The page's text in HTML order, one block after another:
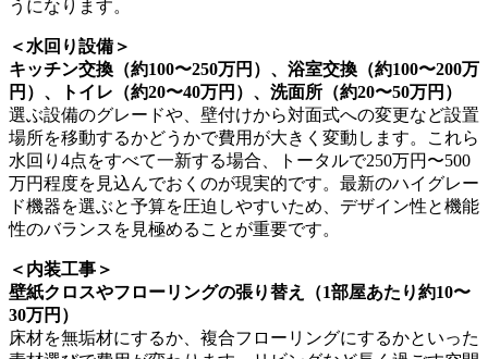
うになります。
＜水回り設備＞
キッチン交換（約100〜250万円）、浴室交換（約100〜200万
円）、トイレ（約20〜40万円）、洗面所（約20〜50万円）
選ぶ設備のグレードや、壁付けから対面式への変更など設置
場所を移動するかどうかで費用が大きく変動します。これら
水回り4点をすべて一新する場合、トータルで250万円〜500
万円程度を見込んでおくのが現実的です。最新のハイグレー
ド機器を選ぶと予算を圧迫しやすいため、デザイン性と機能
性のバランスを見極めることが重要です。
＜内装工事＞
壁紙クロスやフローリングの張り替え（1部屋あたり約10〜
30万円）
床材を無垢材にするか、複合フローリングにするかといった